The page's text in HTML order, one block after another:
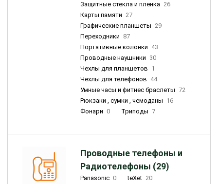
Защитные стекла и пленка 26
Карты памяти 27
Графические планшеты 29
Переходники 87
Портативные колонки 43
Проводные наушники 30
Чехлы для планшетов 1
Чехлы для телефонов 44
Умные часы и фитнес браслеты 72
Рюкзаки , сумки , чемоданы 16
Фонари 0 Триподы 7
Проводные телефоны и
Радиотелефоны (29)
Panasonic 0 teXet 20